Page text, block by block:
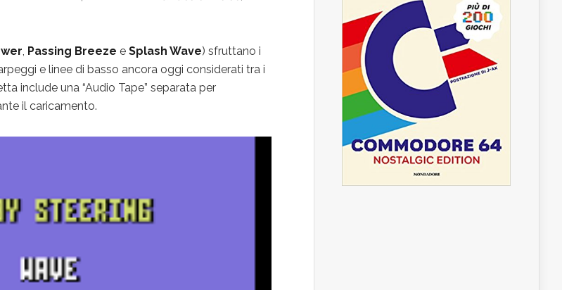
Passing Breeze e Splash Wave) sfruttano i
e linee di basso ancora oggi considerati tra i
include una “Audio Tape” separata per
il caricamento.